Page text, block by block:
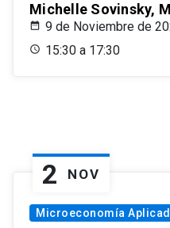
Michelle Sovinsky,
9 de Noviembre de
15:30 a 17:30
2 NOV
Microeconomía